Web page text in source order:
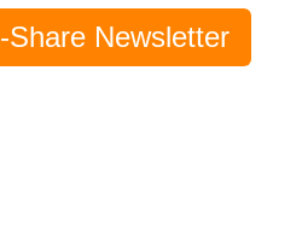
Newsletter